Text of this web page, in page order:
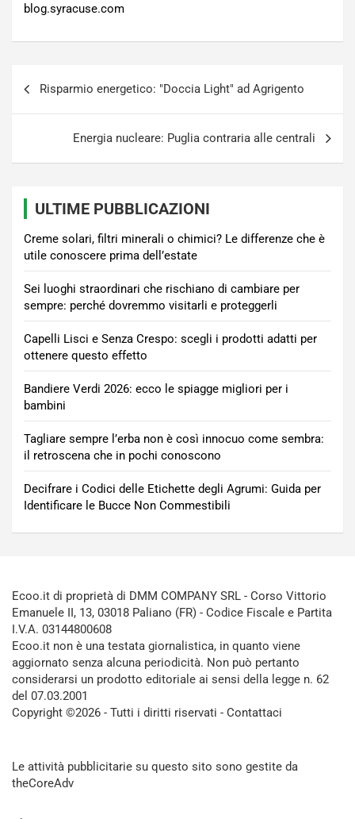
blog.syracuse.com
articoli
Risparmio energetico: "Doccia Light" ad Agrigento
Energia nucleare: Puglia contraria alle centrali
ULTIME PUBBLICAZIONI
Creme solari, filtri minerali o chimici? Le differenze che è
utile conoscere prima dell’estate
Sei luoghi straordinari che rischiano di cambiare per
sempre: perché dovremmo visitarli e proteggerli
Capelli Lisci e Senza Crespo: scegli i prodotti adatti per
ottenere questo effetto
Bandiere Verdi 2026: ecco le spiagge migliori per i
bambini
Tagliare sempre l’erba non è così innocuo come sembra:
il retroscena che in pochi conoscono
Decifrare i Codici delle Etichette degli Agrumi: Guida per
Identificare le Bucce Non Commestibili
Ecoo.it di proprietà di DMM COMPANY SRL - Corso Vittorio
Emanuele II, 13, 03018 Paliano (FR) - Codice Fiscale e Partita
I.V.A. 03144800608
Ecoo.it non è una testata giornalistica, in quanto viene
aggiornato senza alcuna periodicità. Non può pertanto
considerarsi un prodotto editoriale ai sensi della legge n. 62
del 07.03.2001
Copyright ©2026 - Tutti i diritti riservati - Contattaci
Le attività pubblicitarie su questo sito sono gestite da
theCoreAdv